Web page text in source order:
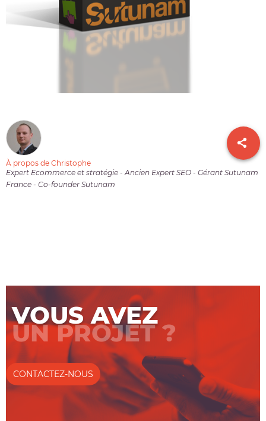
À propos de Christophe
Expert Ecommerce et stratégie - Ancien Expert SEO - Gérant Sutunam
France - Co-founder Sutunam
VOUS AVEZ
UN PROJET ?
CONTACTEZ-NOUS